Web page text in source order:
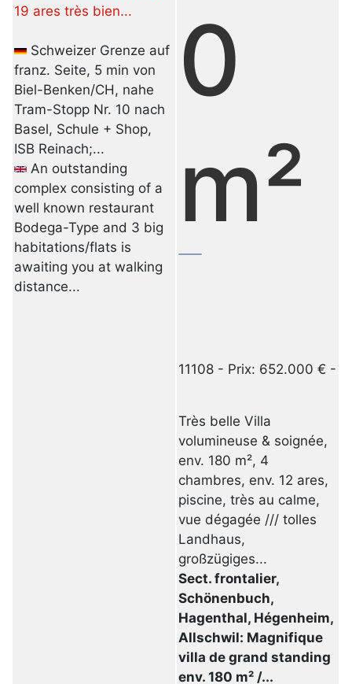
19 ares très bien...
Schweizer Grenze auf
franz. Seite, 5 min von
Biel-Benken/CH, nahe
Tram-Stopp Nr. 10 nach
Basel, Schule + Shop,
ISB Reinach;...
An outstanding
complex consisting of a
well known restaurant
Bodega-Type and 3 big
habitations/flats is
awaiting you at walking
distance...
0
m²
11108 - Prix: 652.000 € -
Très belle Villa
volumineuse & soignée,
env. 180 m², 4
chambres, env. 12 ares,
piscine, très au calme,
vue dégagée /// tolles
Landhaus,
großzügiges...
Sect. frontalier,
Schönenbuch,
Hagenthal, Hégenheim,
Allschwil: Magnifique
villa de grand standing
env. 180 m² /...